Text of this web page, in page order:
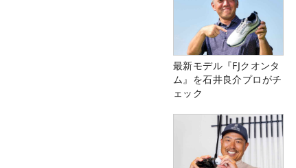
最新モデル『FJクオンタ
ム』を石井良介プロがチ
ェック